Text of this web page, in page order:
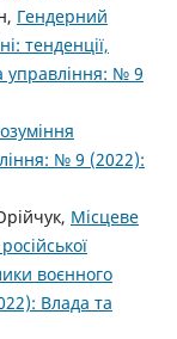
Гендерний
тенденції,
управління: № 9
№ 9 (2022):
Місцеве
воєнного
Влада та